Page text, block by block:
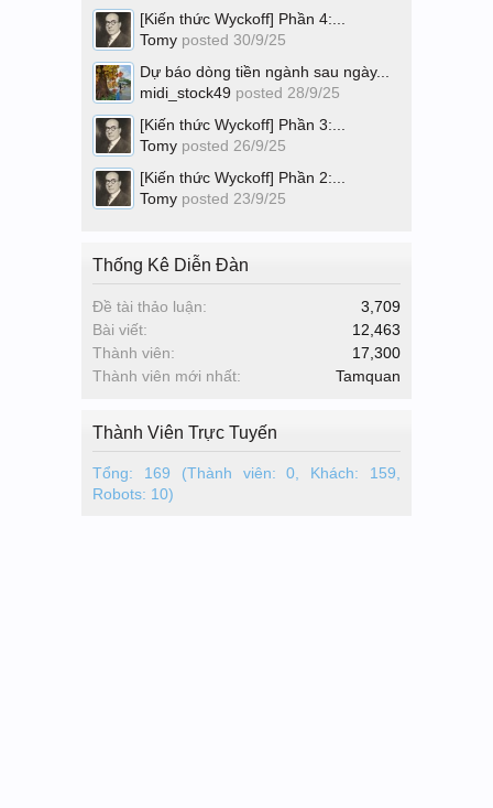
[Kiến thức Wyckoff] Phần 4:...
Tomy posted 30/9/25
Dự báo dòng tiền ngành sau ngày...
midi_stock49 posted 28/9/25
[Kiến thức Wyckoff] Phần 3:...
Tomy posted 26/9/25
[Kiến thức Wyckoff] Phần 2:...
Tomy posted 23/9/25
Thống Kê Diễn Đàn
Đề tài thảo luận:
3,709
Bài viết:
12,463
Thành viên:
17,300
Thành viên mới nhất:
Tamquan
Thành Viên Trực Tuyến
Tổng: 169 (Thành viên: 0, Khách: 159,
Robots: 10)